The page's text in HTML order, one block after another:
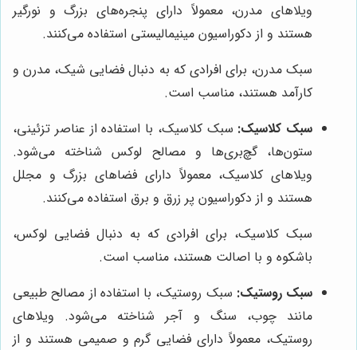
ویلاهای مدرن، معمولاً دارای پنجره‌های بزرگ و نورگیر
هستند و از دکوراسیون مینیمالیستی استفاده می‌کنند.
سبک مدرن، برای افرادی که به دنبال فضایی شیک، مدرن و
کارآمد هستند، مناسب است.
سبک کلاسیک: سبک کلاسیک، با استفاده از عناصر تزئینی،
ستون‌ها، گچ‌بری‌ها و مصالح لوکس شناخته می‌شود.
ویلاهای کلاسیک، معمولاً دارای فضاهای بزرگ و مجلل
هستند و از دکوراسیون پر زرق و برق استفاده می‌کنند.
سبک کلاسیک، برای افرادی که به دنبال فضایی لوکس،
باشکوه و با اصالت هستند، مناسب است.
سبک روستیک: سبک روستیک، با استفاده از مصالح طبیعی
مانند چوب، سنگ و آجر شناخته می‌شود. ویلاهای
روستیک، معمولاً دارای فضایی گرم و صمیمی هستند و از